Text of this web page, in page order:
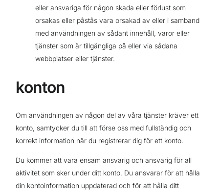
eller ansvariga för någon skada eller förlust som
orsakas eller påstås vara orsakad av eller i samband
med användningen av sådant innehåll, varor eller
tjänster som är tillgängliga på eller via sådana
webbplatser eller tjänster.
konton
Om användningen av någon del av våra tjänster kräver ett
konto, samtycker du till att förse oss med fullständig och
korrekt information när du registrerar dig för ett konto.
Du kommer att vara ensam ansvarig och ansvarig för all
aktivitet som sker under ditt konto. Du ansvarar för att hålla
din kontoinformation uppdaterad och för att hålla ditt